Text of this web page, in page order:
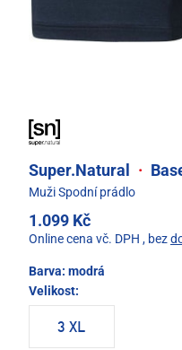
Super.Natural ·
Muži Spodní prádlo
1.099 Kč
Online cena vč. DPH , bez
Barva: modrá
Velikost:
3 XL